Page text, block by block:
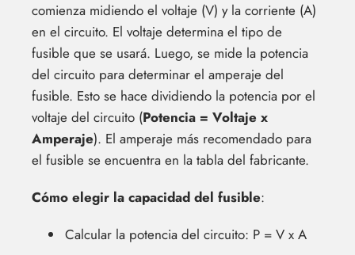
comienza midiendo el voltaje (V) y la corriente (A)
en el circuito. El voltaje determina el tipo de
fusible que se usará. Luego, se mide la potencia
del circuito para determinar el amperaje del
fusible. Esto se hace dividiendo la potencia por el
voltaje del circuito (Potencia = Voltaje x
Amperaje). El amperaje más recomendado para
el fusible se encuentra en la tabla del fabricante.
Cómo elegir la capacidad del fusible:
Calcular la potencia del circuito: P = V x A